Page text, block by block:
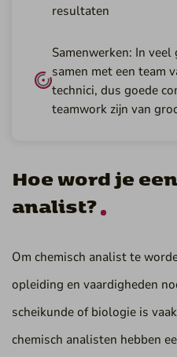
resultaten
Samenwerken: In
samen met een team
technici, dus goede
teamwork zijn van
Hoe word je
analist?
Om chemisch analist te
opleiding en vaardigheden
scheikunde of biologie is
chemisch analisten hebben